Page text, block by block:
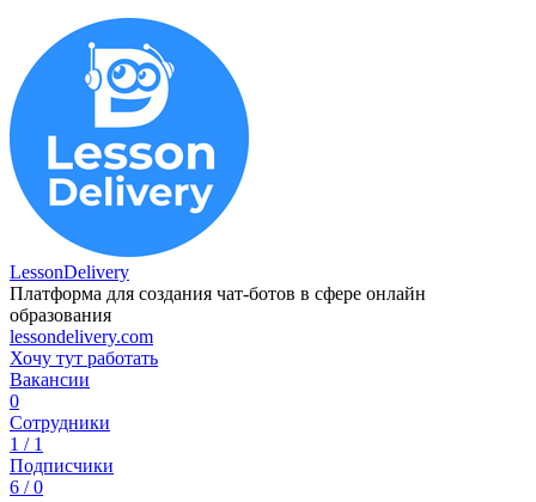
LessonDelivery
Платформа для создания чат-ботов в сфере онлайн
образования
lessondelivery.com
Хочу тут работать
Вакансии
0
Сотрудники
1 / 1
Подписчики
6 / 0